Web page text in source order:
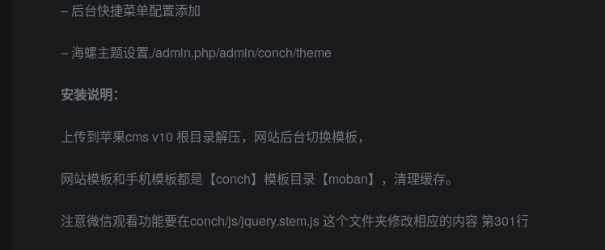
– 后台快捷菜单配置添加
– 海螺主题设置,/admin.php/admin/conch/theme
安装说明：
上传到苹果cms v10 根目录解压，网站后台切换模板，
网站模板和手机模板都是【conch】模板目录【moban】，清理缓存。
注意微信观看功能要在conch/js/jquery.stem.js 这个文件夹修改相应的内容 第301行